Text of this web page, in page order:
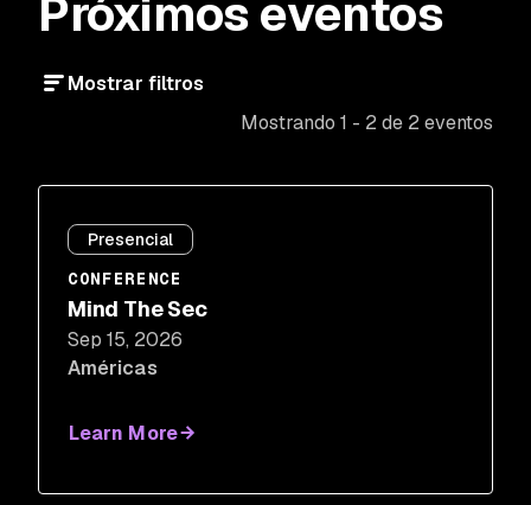
Próximos eventos
Mostrar filtros
Mostrando 1 - 2 de 2 eventos
Presencial
CONFERENCE
Mind The Sec
Sep 15, 2026
Américas
Learn More